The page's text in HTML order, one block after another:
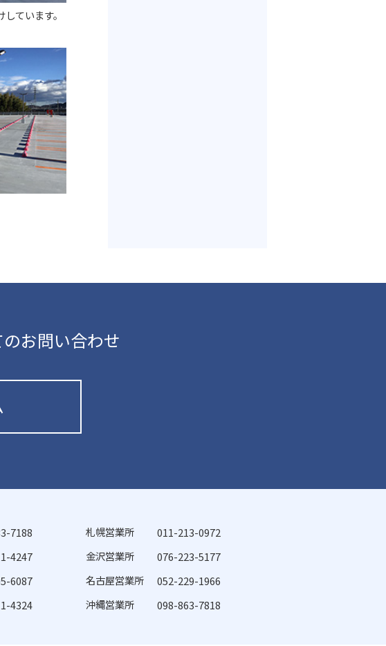
ています。
お問い合わせ
7188
4247
6087
4324
札幌営業所
011-213-0972
金沢営業所
076-223-5177
名古屋営業所
052-229-1966
沖縄営業所
098-863-7818